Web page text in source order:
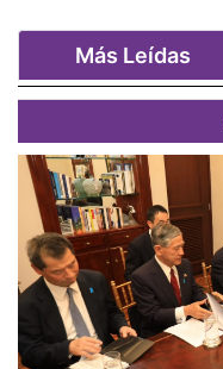
Más Leídas